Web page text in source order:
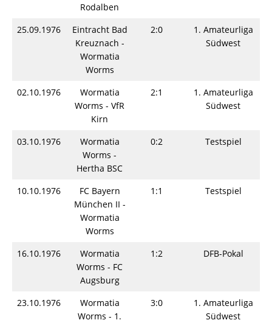
Rodalben
25.09.1976
Eintracht Bad
Kreuznach -
Wormatia
Worms
2:0
1. Amateurliga
Südwest
02.10.1976
Wormatia
Worms - VfR
Kirn
2:1
1. Amateurliga
Südwest
03.10.1976
Wormatia
Worms -
Hertha BSC
0:2 Testspiel
10.10.1976
FC Bayern
München II -
Wormatia
Worms
1:1 Testspiel
16.10.1976
Wormatia
Worms - FC
Augsburg
1:2 DFB-Pokal
23.10.1976
Wormatia
Worms - 1.
3:0
1. Amateurliga
Südwest